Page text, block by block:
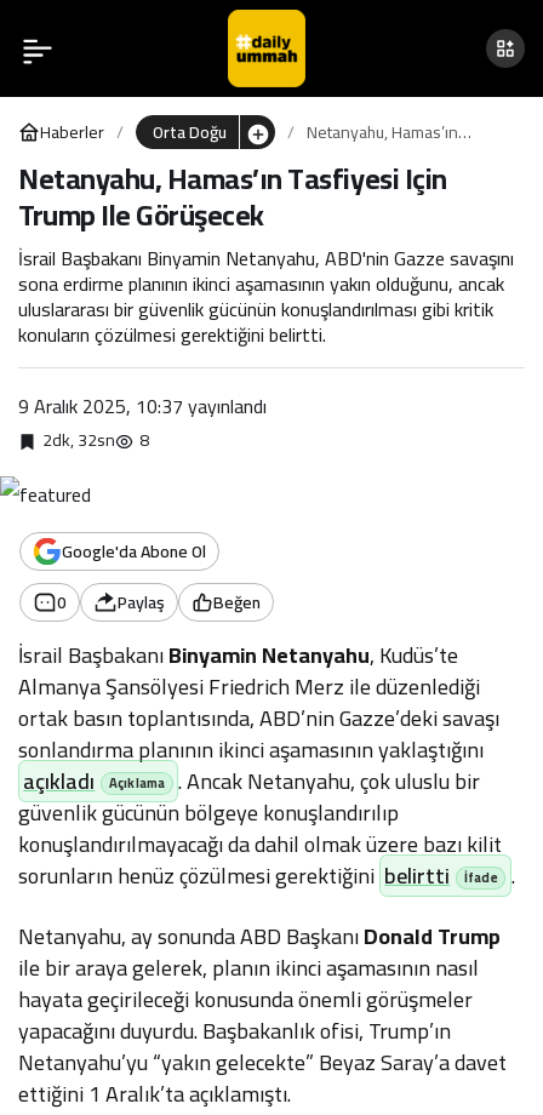
Haberler Orta Doğu
Netanyahu, Hamas’ın
Tasfiyesi Için Trump Ile
Görüşecek
Netanyahu, Hamas’ın Tasfiyesi Için
Trump Ile Görüşecek
İsrail Başbakanı Binyamin Netanyahu, ABD'nin Gazze savaşını
sona erdirme planının ikinci aşamasının yakın olduğunu, ancak
uluslararası bir güvenlik gücünün konuşlandırılması gibi kritik
konuların çözülmesi gerektiğini belirtti.
9 Aralık 2025, 10:37yayınlandı
2dk, 32sn 8
Google'da Abone Ol
0
Paylaş Beğen
İsrail BaşbakanıBinyamin Netanyahu, Kudüs’te
Almanya Şansölyesi Friedrich Merz ile düzenlediği
ortak basın toplantısında, ABD’nin Gazze’deki savaşı
sonlandırma planının ikinci aşamasının yaklaştığını
açıkladı . Ancak Netanyahu, çok uluslu bir
güvenlik gücünün bölgeye konuşlandırılıp
konuşlandırılmayacağı da dahil olmak üzere bazı kilit
sorunların henüz çözülmesi gerektiğini belirtti
.
Netanyahu, ay sonunda ABD BaşkanıDonald Trump
ile bir araya gelerek, planın ikinci aşamasının nasıl
hayata geçirileceği konusunda önemli görüşmeler
yapacağını duyurdu. Başbakanlık ofisi, Trump’ın
Netanyahu’yu “yakın gelecekte” Beyaz Saray’a davet
ettiğini 1 Aralık’ta açıklamıştı.
Netanyahu, Hamas’ın
Tasfiyesi Için Trump Ile
Görüşecek
0